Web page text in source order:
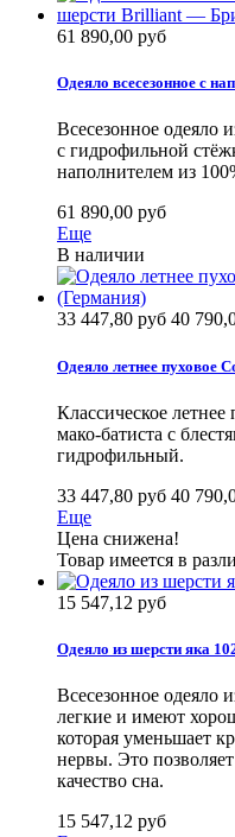
61 890,00 руб
Одеяло всесезонное с
Всесезонное одеяло
с гидрофильной
наполнителем из
61 890,00 руб
Еще
В наличии
33 447,80 руб 40
Одеяло летнее пуховое
Классическое
мако-батиста с
гидрофильный.
33 447,80 руб 40
Еще
Цена снижена!
Товар имеется в
15 547,12 руб
Одеяло из шерсти яка
Всесезонное одеяло
легкие и имеют
которая уменьшает
нервы. Это
качество сна.
15 547,12 руб